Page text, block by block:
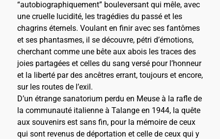
“autobiographiquement” bouleversant qui mêle, avec
une cruelle lucidité, les tragédies du passé et les
chagrins éternels. Voulant en finir avec ses fantômes
et ses phantasmes, il se découvre, pétri d’émotions,
cherchant comme une bête aux abois les traces des
joies partagées et celles du sang versé pour l’honneur
et la liberté par des ancêtres errant, toujours et encore,
sur les routes de l’exil.
D’un étrange sanatorium perdu en Meuse à la rafle de
la communauté italienne à Talange en 1944, la quête
aux souvenirs est sans fin, pour la mémoire de ceux
qui sont revenus de déportation et celle de ceux qui y